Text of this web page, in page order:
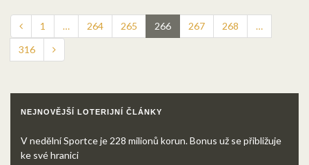
1 … 264 265 266 267 268
…
316
NEJNOVĚJŠÍ LOTERIJNÍ ČLÁNKY
V nedělní Sportce je 228 milionů korun. Bonus už se přibližuje
ke své hranici